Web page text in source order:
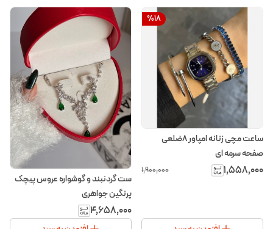
%18
ساعت مچی زنانه امپاور ۸ضلعی
صفحه سرمه ای
۱٬۵۵۸٬۰۰۰ ۱٬۹۰۰٬۰۰۰
ست گردنبند و گوشواره عروس پیچک
پرنگین جواهری
۴٬۶۵۸٬۰۰۰